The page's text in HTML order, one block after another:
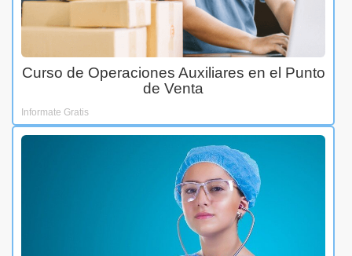
Curso de Operaciones Auxiliares en el Punto
de Venta
Informate Gratis